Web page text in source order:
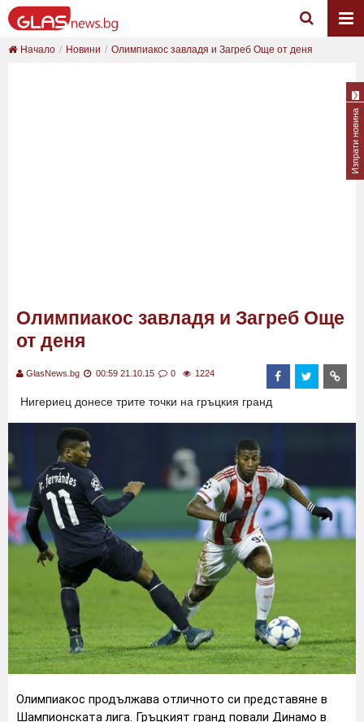
Начало Новини Олимпиакос завладя и Загреб Още от деня
Олимпиакос завладя и Загреб Още
от деня
GlasNews.bg 00:59 21.10.15 0 1224
Нигериец донесе трите точки на гръцкия гранд
Олимпиакос продължава отличното си представяне в
Шампионската лига. Гръцкият гранд повали Динамо в
Изпрати новина